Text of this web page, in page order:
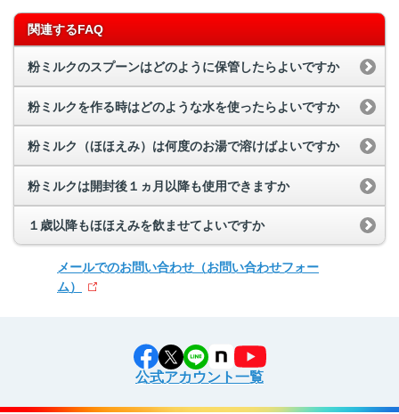
関連するFAQ
粉ミルクのスプーンはどのように保管したらよいですか
粉ミルクを作る時はどのような水を使ったらよいですか
粉ミルク（ほほえみ）は何度のお湯で溶けばよいですか
粉ミルクは開封後１ヵ月以降も使用できますか
１歳以降もほほえみを飲ませてよいですか
メールでのお問い合わせ （お問い合わせフォー
ム）
公式アカウント一覧